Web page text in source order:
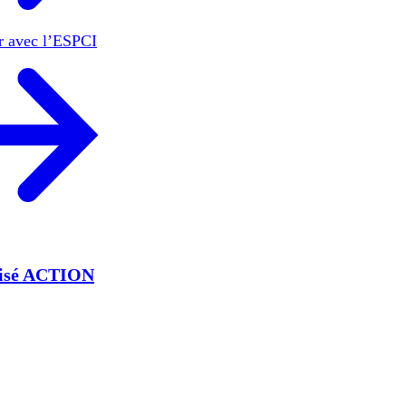
avec l’ESPCI
ACTION